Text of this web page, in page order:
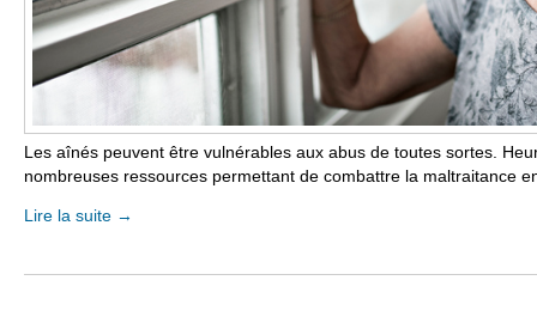
Les aînés peuvent être vulnérables aux abus de toutes sortes.
nombreuses ressources permettant de combattre la maltraitance
Lire la suite →